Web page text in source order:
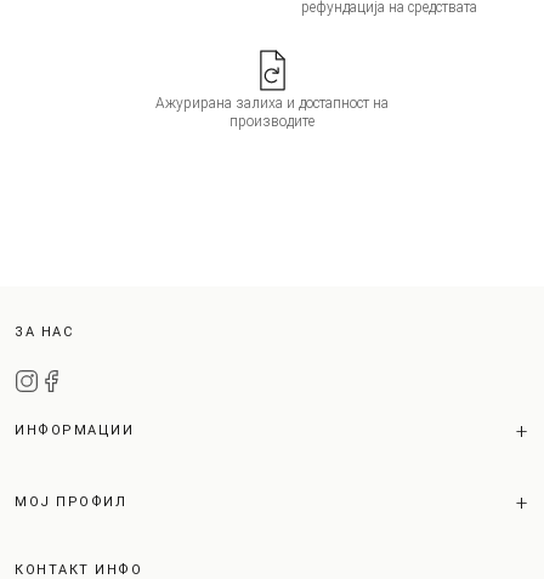
рефундација на средствата
Ажурирана залиха и достапност на
производите
ЗА НАС
ИНФОРМАЦИИ
МОЈ ПРОФИЛ
КОНТАКТ ИНФО